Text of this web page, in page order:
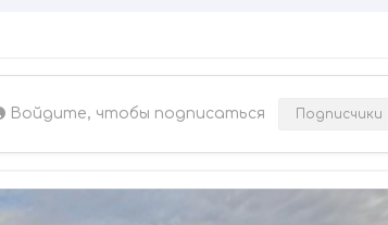
Войдите, чтобы подписаться Подписчики